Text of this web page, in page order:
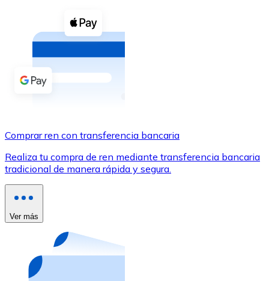
Compra criptomonedas con efectivo en tu tienda más
Comprar con efectivo
Transferencia SEPA
Utiliza tarjetas Visa y Mastercard para comprar
Comprar con tarjeta
Compra tarjetas regalo de tus marcas favoritas con
Ir a la tienda de tarjetas regalo
Comprar ren con transferencia bancaria
Realiza tu compra de ren mediante transferencia bancaria
tradicional de manera rápida y segura.
Ver más